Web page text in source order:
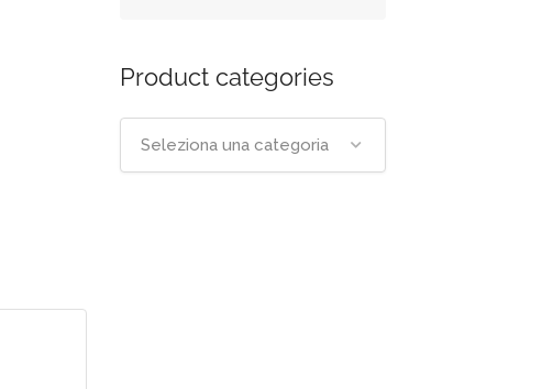
Product categories
Seleziona una categoria